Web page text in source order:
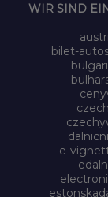
WIR SIND
bilet-
e-